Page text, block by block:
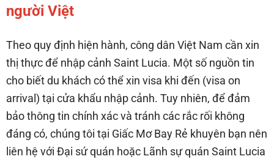
người Việt
Theo quy định hiện hành, công dân Việt Nam cần xin
thị thực để nhập cảnh Saint Lucia. Một số nguồn tin
cho biết du khách có thể xin visa khi đến (visa on
arrival) tại cửa khẩu nhập cảnh. Tuy nhiên, để đảm
bảo thông tin chính xác và tránh các rắc rối không
đáng có, chúng tôi tại Giấc Mơ Bay Rẻ khuyên bạn nên
liên hệ với Đại sứ quán hoặc Lãnh sự quán Saint Lucia